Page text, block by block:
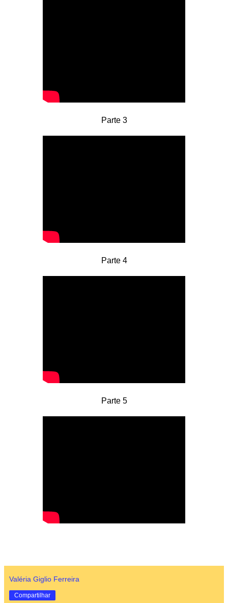
Parte 3
Parte 4
Parte 5
Valéria Giglio Ferreira
Compartilhar